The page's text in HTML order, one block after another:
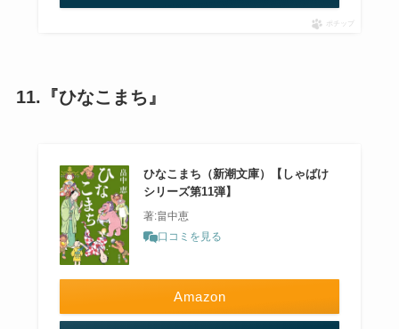
ポチップ
11.『ひなこまち』
ひなこまち（新潮文庫）【しゃばけ
シリーズ第11弾】
著:畠中恵
口コミを見る
Amazon